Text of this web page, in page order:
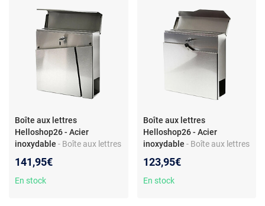
Boîte aux lettres
Helloshop26 - Acier
inoxydable - Boîte aux lettres
journaux - Acier inoxydable -
Fente 335 x 35 mm -
141,95€
En stock
Boîte aux lettres
Helloshop26 - Acier
inoxydable - Boîte aux lettres
journaux - Fente 335 x 35
mm - Acier inoxydable -
123,95€
En stock